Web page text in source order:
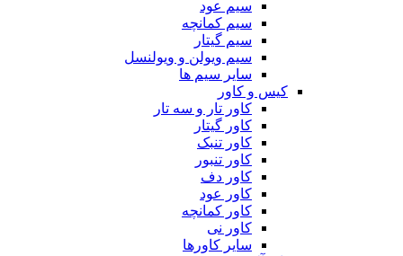
سیم عود
سیم کمانچه
سیم گیتار
سیم ویولن و ویولنسل
سایر سیم ها
کیس و کاور
کاور تار و سه تار
کاور گیتار
کاور تنبک
کاور تنبور
کاور دف
کاور عود
کاور کمانچه
کاور نی
سایر کاورها